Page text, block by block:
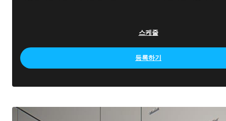
스케줄
등록하기